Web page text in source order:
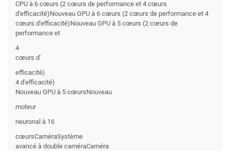
CPU à 6 cœurs (2 cœurs de performance et 4 cœurs
d'efficacité)Nouveau GPU à 6 cœurs (2 cœurs de performance et 4
cœurs d'efficacité)Nouveau GPU à 5 cœurs (2 cœurs de
performance et
4
cœurs d'
efficacité)
4 d'efficacité)
Nouveau GPU à 5 cœursNouveau
moteur
neuronal à 16
cœursCaméraSystème
avancé à double caméraCaméra